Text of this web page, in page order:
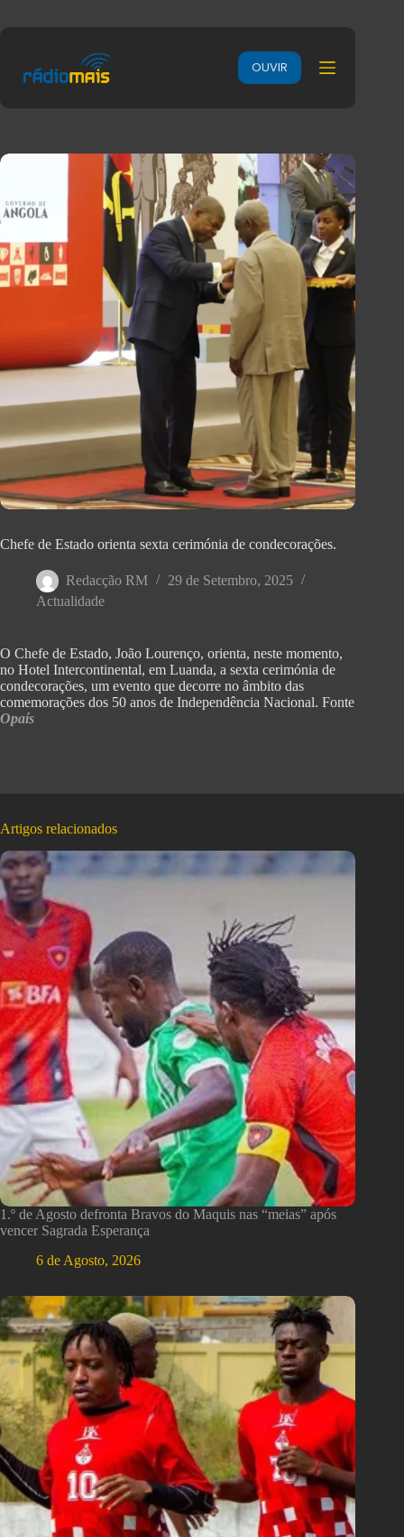
OUVIR
Chefe de Estado orienta sexta cerimónia de condecorações.
Redacção RM
29 de Setembro, 2025
Actualidade
O Chefe de Estado, João Lourenço, orienta, neste momento,
no Hotel Intercontinental, em Luanda, a sexta cerimónia de
condecorações, um evento que decorre no âmbito das
comemorações dos 50 anos de Independência Nacional. Fonte
Opaís
Artigos relacionados
1.º de Agosto defronta Bravos do Maquis nas “meias” após
vencer Sagrada Esperança
6 de Agosto, 2026